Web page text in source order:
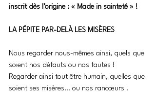
inscrit dès l’origine : « Made in sainteté » !
LA PÉPITE PAR-DELÀ LES MISÈRES
Nous regarder nous-mêmes ainsi, quels que
soient nos défauts ou nos fautes !
Regarder ainsi tout être humain, quelles que
soient ses misères… ou nos rancœurs !